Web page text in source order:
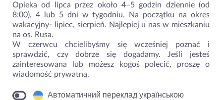
Opieka od lipca przez około 4–5 godzin dziennie (od
8:00), 4 lub 5 dni w tygodniu. Na początku na okres
wakacyjny- lipiec, sierpień. Najlepiej u nas w mieszkaniu
na os. Rusa.
W czerwcu chcielibyśmy się wcześniej poznać i
sprawdzić, czy dobrze się dogadamy. Jeśli jesteś
zainteresowana lub możesz kogoś polecić, proszę o
wiadomość prywatną.
Автоматичний переклад українською